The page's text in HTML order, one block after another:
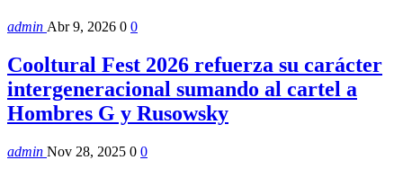
admin Abr 9, 2026 0 0
Cooltural Fest 2026 refuerza su carácter
intergeneracional sumando al cartel a
Hombres G y Rusowsky
admin Nov 28, 2025 0 0